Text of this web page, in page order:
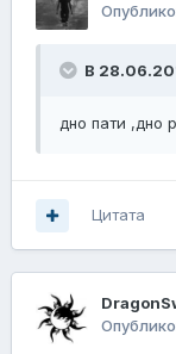
В
дно пати ,дно
Цитата